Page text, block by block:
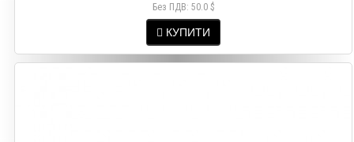
Без ПДВ: 50.0 $
КУПИТИ